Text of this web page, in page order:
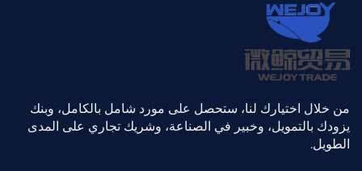
من خلال اختيارك لنا، ستحصل على مورد شامل بالكامل، وبنك
يزودك بالتمويل، وخبير في الصناعة، وشريك تجاري على المدى
الطويل.